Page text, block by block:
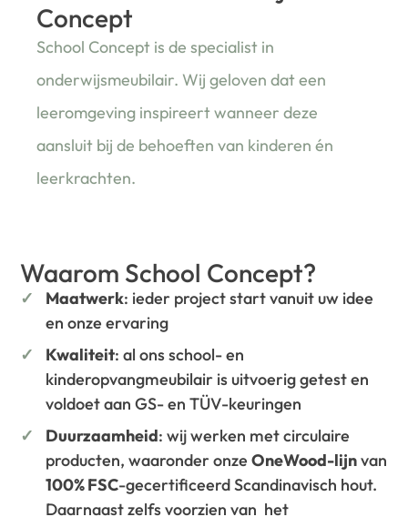
Concept
School Concept is de specialist in
onderwijsmeubilair. Wij geloven dat een
leeromgeving inspireert wanneer deze
aansluit bij de behoeften van kinderen én
leerkrachten.
Waarom School Concept?
Maatwerk: ieder project start vanuit uw idee
en onze ervaring
Kwaliteit: al ons school- en
kinderopvangmeubilair is uitvoerig getest en
voldoet aan GS- en TÜV-keuringen
Duurzaamheid: wij werken met circulaire
producten, waaronder onzeOneWood-lijnvan
100% FSC-gecertificeerd Scandinavisch hout.
Daarnaast zelfs voorzien van het